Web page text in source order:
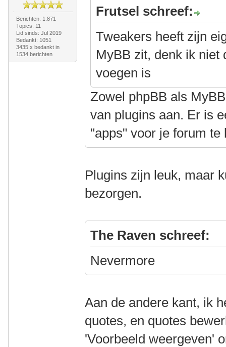
Berichten: 1.871
Topics: 11
Lid sinds: Jul 2019
Bedankt: 1051
3435 x bedankt in
1534 berichten
Frutsel schreef:
Tweakers heeft zijn
MyBB zit, denk ik niet
voegen is
Zowel phpBB als
van plugins aan. Er is
"apps" voor je forum te
Plugins zijn leuk, maar
bezorgen.
The Raven schreef:
Nevermore
Aan de andere kant, ik
quotes, en quotes
'Voorbeeld weergeven'